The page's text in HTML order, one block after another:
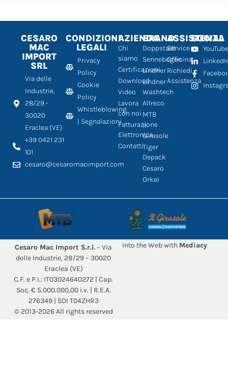
CESARO
MAC
IMPORT
SRL
Via delle
Industrie,
28/29 -
30020
Eraclea (VE)
+39 0421 231
101
cesaro@cesaromacimport.com
CONDIZIONI
LEGALI
Privacy
Policy
Cookie
Policy
Whistleblowing
| Segnalazioni
AZIENDA
Chi
siamo
Certificazioni
Download
Video
Lavora
con noi
Fatturazione
Elettronica
Contatti
BRAND
Doppstadt
Sennebogen
Lindner
Lindner
Washtech
Allreco
MTB
Il
Girasole
Tiger
Depack
Cesaro
Orkel
ASSISTENZA
Service
Officina
Richiedi
Assistenza
SOCIAL
Cesaro Mac Import S.r.l. – Via
delle Industrie, 28/29 – 30020
Eraclea (VE)
C.F. e P.I.: IT03024640272 | Cap.
Soc. € 5.000.000,00 i.v. | R.E.A.
276349 | SDI T04ZHR3
© 2013-2026 All rights reserved
Into the Web with Mediacy